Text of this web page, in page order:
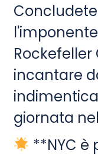
Rockefeller
incantare
giornata
**NYC è